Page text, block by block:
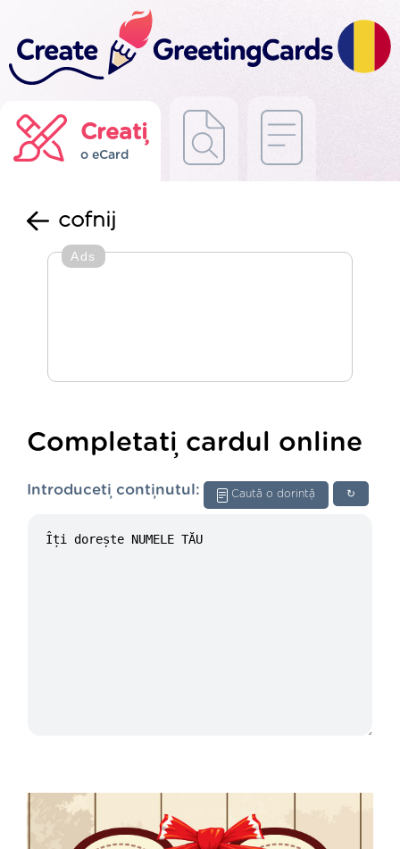
Creați
o eCard
cofnij
Ads
Completați cardul online
↻
Caută o dorință
Introduceți conținutul: